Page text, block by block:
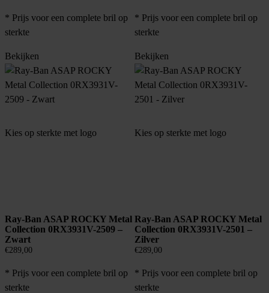
* Prijs voor een complete bril op
sterkte
Bekijken
* Prijs voor een complete bril op
sterkte
Bekijken
Kies op sterkte met logo
Ray-Ban ASAP ROCKY Metal
Collection 0RX3931V-2509 –
Zwart
€289,00
* Prijs voor een complete bril op
sterkte
Kies op sterkte met logo
Ray-Ban ASAP ROCKY Metal
Collection 0RX3931V-2501 –
Zilver
€289,00
* Prijs voor een complete bril op
sterkte